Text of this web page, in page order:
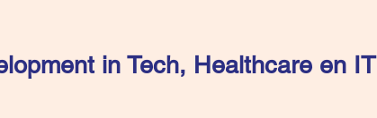
in Tech, Healthcare en IT